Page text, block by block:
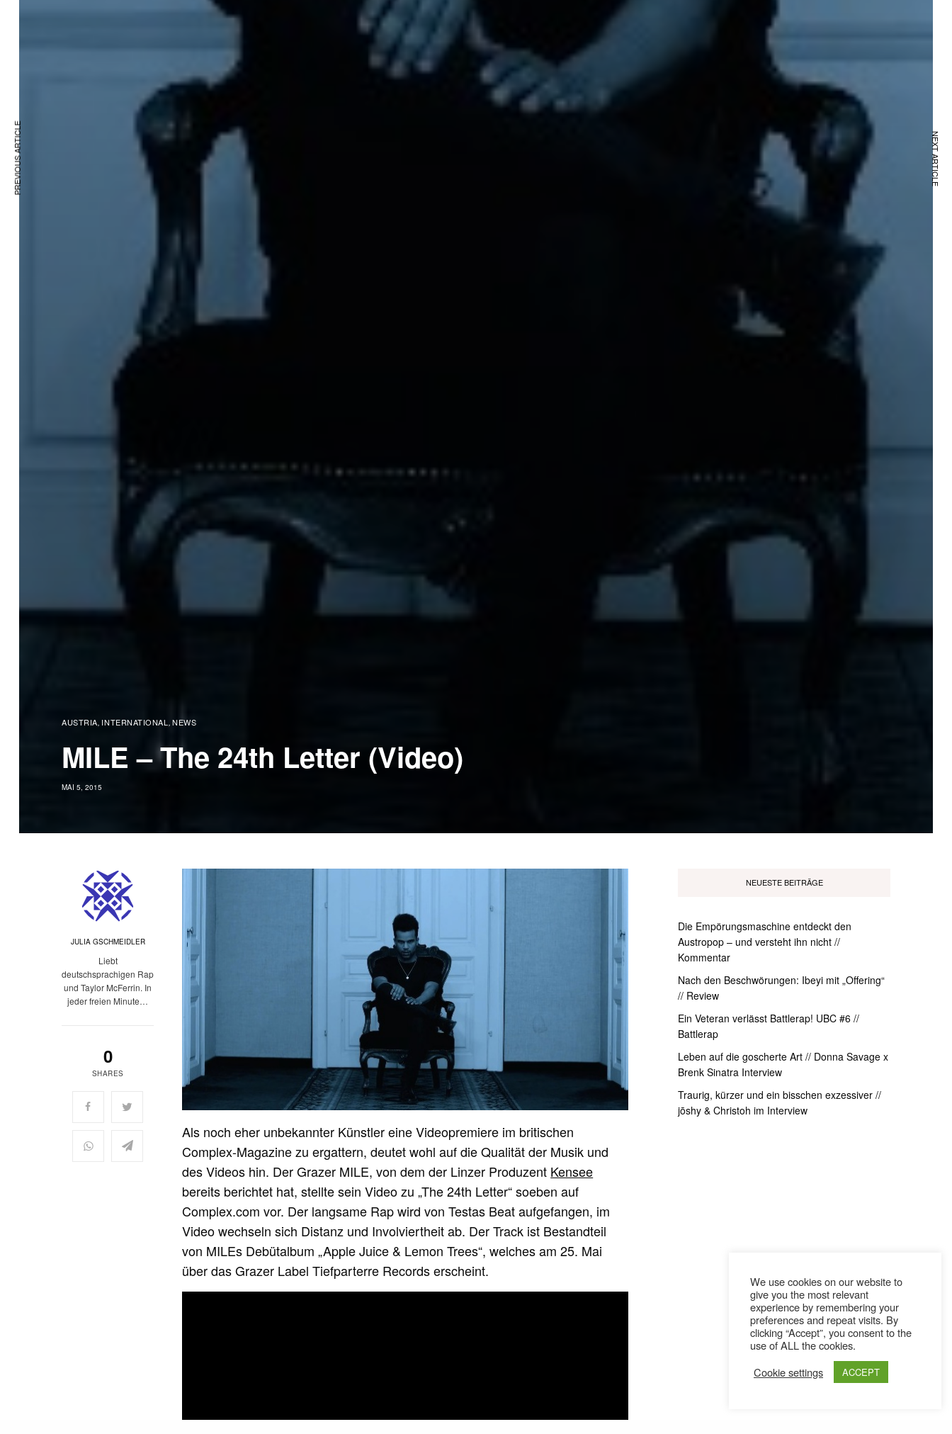
AUSTRIA INTERNATIONAL NEWS
MILE – The 24th Letter (Video)
MAI 5, 2015
JULIA GSCHMEIDLER
Liebt
deutschsprachigen Rap
und Taylor McFerrin. In
jeder freien Minute…
0
SHARES
Als noch eher unbekannter Künstler eine Videopremiere im britischen
Complex-Magazine zu ergattern, deutet wohl auf die Qualität der Musik und
des Videos hin. Der Grazer MILE, von dem der Linzer Produzent Kensee
bereits berichtet hat, stellte sein Video zu „The 24th Letter“ soeben auf
Complex.com vor. Der langsame Rap wird von Testas Beat aufgefangen, im
Video wechseln sich Distanz und Involviertheit ab. Der Track ist Bestandteil
von MILEs Debütalbum „Apple Juice & Lemon Trees“, welches am 25. Mai
über das Grazer Label Tiefparterre Records erscheint.
NEUESTE BEITRÄGE
Die Empörungsmaschine entdeckt den
Austropop – und versteht ihn nicht //
Kommentar
Nach den Beschwörungen: Ibeyi mit „Offering“
// Review
Ein Veteran verlässt Battlerap! UBC #6 //
Battlerap
Leben auf die goscherte Art // Donna Savage x
Brenk Sinatra Interview
Traurig, kürzer und ein bisschen exzessiver //
jōshy & Christoh im Interview
PREVIOUS ARTICLE NEXT ARTICLE
We use cookies on our website to
give you the most relevant
experience by remembering your
preferences and repeat visits. By
clicking “Accept”, you consent to the
use of ALL the cookies.
Cookie settings
ACCEPT